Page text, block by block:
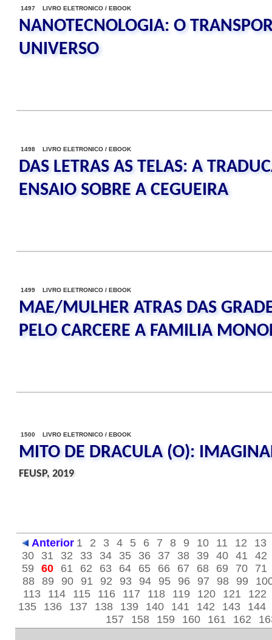
1497 LIVRO ELETRONICO / EBOOK
NANOTECNOLOGIA: O
UNIVERSO
1498 LIVRO ELETRONICO / EBOOK
DAS LETRAS AS TELAS: A
ENSAIO SOBRE A CEGUEIRA
1499 LIVRO ELETRONICO / EBOOK
MAE/MULHER ATRAS DAS
PELO CARCERE A FAMILIA
1500 LIVRO ELETRONICO / EBOOK
MITO DE DRACULA (O):
FEUSP, 2019
Anterior 1 2 3 4 5 6 7 8 9 10 11 12
13
30
31 32 33 34 35 36 37 38 39 40 41
42
59
60 61 62 63 64 65 66 67 68 69 70
71
88 89 90 91 92 93 94 95 96 97 98 99
113
114 115 116 117 118 119 120 121
122
135
136 137 138 139 140 141 142 143
144
157
158 159 160 161 162